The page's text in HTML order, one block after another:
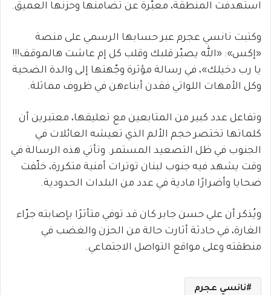
استهدفت المنطقة، معبّرة عن تضامنها وحزنها العميق.
وكتبت نانسي عجرم عبر حسابها الرسمي على منصة
«إكس»: «الله يصبّر قلبك وقلب كل إم عاشت هالموقف!!!
يا رب دخيلك»، في رسالة مؤثرة وجّهتها إلى والدة الضحية
وكل الأمهات اللواتي فقدن أبناءهن في ظروف مماثلة.
وتفاعل عدد كبير من المتابعين مع تعليقها، معتبرين أن
كلماتها تختصر حجم الألم الذي تعيشه العائلات في
الجنوب في ظل التصعيد المستمر. وتأتي هذه الرسالة في
وقت يشهد فيه جنوب لبنان توترات أمنية متكررة، خلّفت
ضحايا وأضرارًا مادية في عدد من البلدات الحدودية.
ويُذكر أن علي حسن جابر كان قد توفي متأثرًا بإصابته جرّاء
الغارة، في حادثة أثارت حالة من الحزن والغضب في
منطقته وعلى مواقع التواصل الاجتماعي.
نانسي عجرم